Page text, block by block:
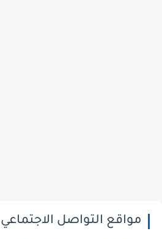
مواقع التواصل الاجتماعي